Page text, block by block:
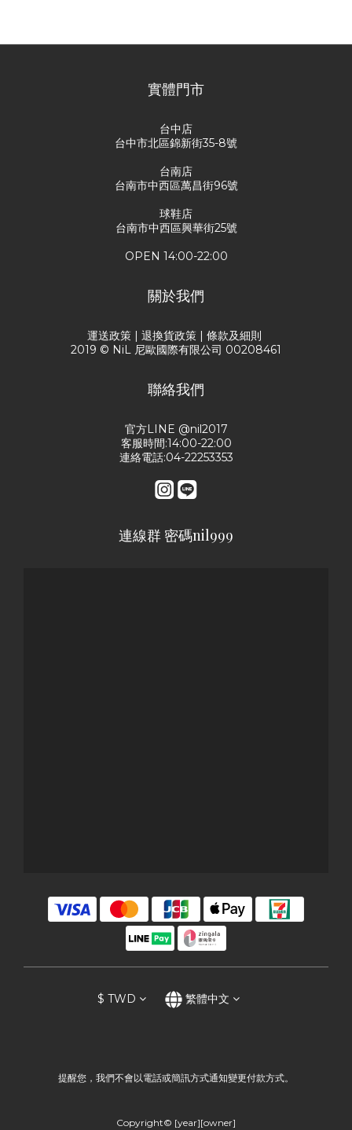
實體門市
台中店
台中市北區錦新街35-8號
台南店
台南市中西區萬昌街96號
球鞋店
台南市中西區興華街25號
OPEN 14:00-22:00
關於我們
運送政策 | 退換貨政策 | 條款及細則
2019 © NiL 尼歐國際有限公司 00208461
聯絡我們
官方LINE @nil2017
客服時間:14:00-22:00
連絡電話:04-22253353
連線群 密碼nil999
$ TWD 繁體中文
提醒您，我們不會以電話或簡訊方式通知變更付款方式。
Copyright© [year][owner]